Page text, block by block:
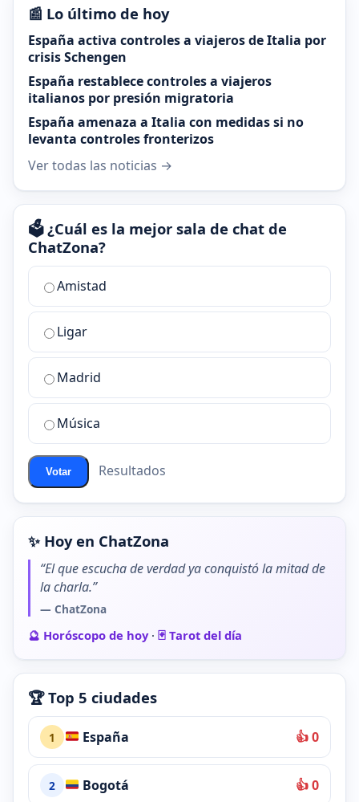
📰 Lo último de hoy
España activa controles a viajeros de Italia por
crisis Schengen
España restablece controles a viajeros
italianos por presión migratoria
España amenaza a Italia con medidas si no
levanta controles fronterizos
Ver todas las noticias →
🗳️ ¿Cuál es la mejor sala de chat de
ChatZona?
¿Cuál
la
mejor
sala
chat
ChatZona?
Amistad
Ligar
Madrid
Música
Votar Resultados
✨ Hoy en ChatZona
“El que escucha de verdad ya conquistó la mitad de
la charla.”
— ChatZona
🔮 Horóscopo de hoy· 🃏 Tarot del día
🏆 Top 5 ciudades
1 España 👍 0
2 Bogotá 👍 0